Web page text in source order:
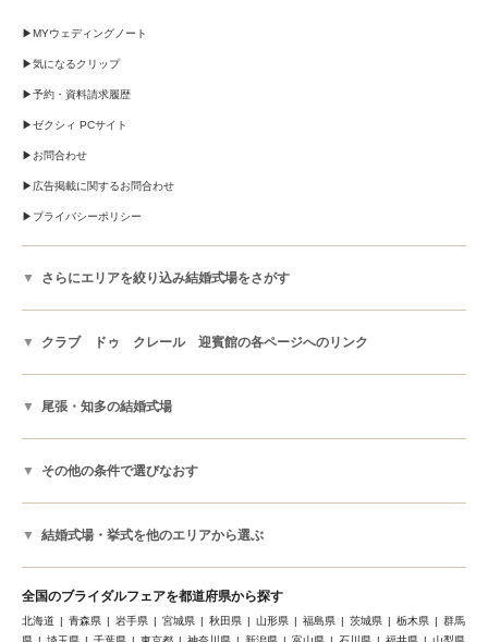
MYウェディングノート
気になるクリップ
予約・資料請求履歴
ゼクシィ PCサイト
お問合わせ
広告掲載に関するお問合わせ
プライバシーポリシー
さらにエリアを絞り込み結婚式場をさがす
クラブ ドゥ クレール 迎賓館の各ページへのリンク
尾張・知多の結婚式場
その他の条件で選びなおす
結婚式場・挙式を他のエリアから選ぶ
全国のブライダルフェアを都道府県から探す
北海道 青森県 岩手県 宮城県 秋田県 山形県 福島県 茨城県 栃木県
群馬